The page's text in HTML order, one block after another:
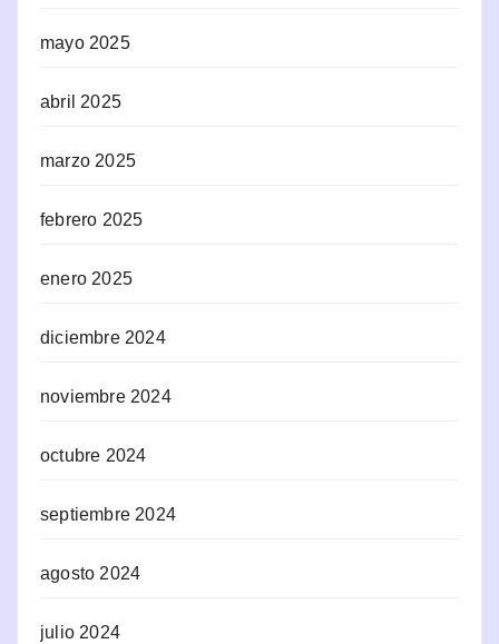
mayo 2025
abril 2025
marzo 2025
febrero 2025
enero 2025
diciembre 2024
noviembre 2024
octubre 2024
septiembre 2024
agosto 2024
julio 2024